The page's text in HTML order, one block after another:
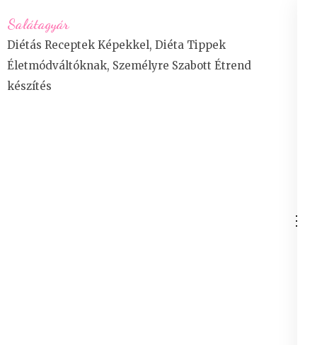
to
content
(Press
Enter)
Salátagyár
Diétás Receptek Képekkel, Diéta Tippek
Életmódváltóknak, Személyre Szabott Étrend
készítés